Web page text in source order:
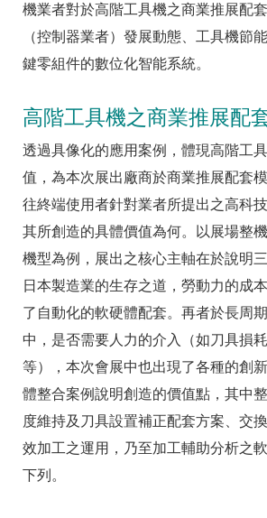
機業者對於高階工具機之商業推展配
（控制器業者）發展動態、工具機節
鍵零組件的數位化智能系統。
高階工具機之商業推展配
透過具像化的應用案例，體現高階工
值，為本次展出廠商於商業推展配套
往終端使用者針對業者所提出之高科
其所創造的具體價值為何。以展場整
機型為例，展出之核心主軸在於說明
日本製造業的生存之道，勞動力的成
了自動化的軟硬體配套。再者於長周
中，是否需要人力的介入（如刀具損
等），本次會展中也出現了各種的創
體整合案例說明創造的價值點，其中
度維持及刀具設置補正配套方案、交
效加工之運用，乃至加工輔助分析之
下列。